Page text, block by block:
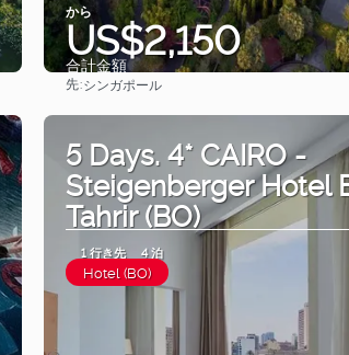
から
US$2,150
合計金額
先:シンガポール
5 Days. 4* CAIRO -
Steigenberger Hotel
Tahrir (BO)
1 行き先 4 泊
Hotel (BO)